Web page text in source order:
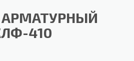
АРМАТУРНЫЙ
410